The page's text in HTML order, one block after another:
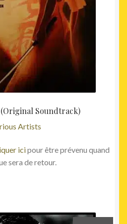
Soundtrack)
Artists
icipour être prévenu quand
sera de retour.